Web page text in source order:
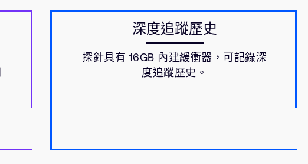
深度追蹤歷史
探針具有 16GB 內建緩衝器，可記錄深
度追蹤歷史。